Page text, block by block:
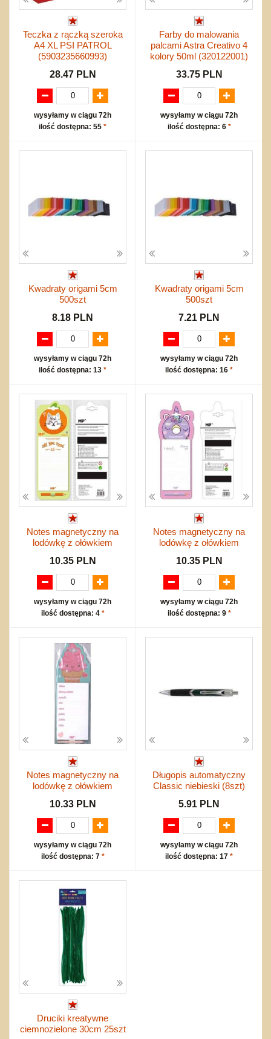
Teczka z rączką szeroka
A4 XL PSI PATROL
(5903235660993)
28.47 PLN
wysyłamy w ciągu 72h
ilość dostępna: 55 *
Farby do malowania
palcami Astra Creativo 4
kolory 50ml (320122001)
33.75 PLN
wysyłamy w ciągu 72h
ilość dostępna: 6 *
Kwadraty origami 5cm
500szt
8.18 PLN
wysyłamy w ciągu 72h
ilość dostępna: 13 *
Kwadraty origami 5cm
500szt
7.21 PLN
wysyłamy w ciągu 72h
ilość dostępna: 16 *
Notes magnetyczny na
lodówkę z ołówkiem
10.35 PLN
wysyłamy w ciągu 72h
ilość dostępna: 4 *
Notes magnetyczny na
lodówkę z ołówkiem
10.35 PLN
wysyłamy w ciągu 72h
ilość dostępna: 9 *
Notes magnetyczny na
lodówkę z ołówkiem
10.33 PLN
wysyłamy w ciągu 72h
ilość dostępna: 7 *
Długopis automatyczny
Classic niebieski (8szt)
5.91 PLN
wysyłamy w ciągu 72h
ilość dostępna: 17 *
Druciki kreatywne
ciemnozielone 30cm 25szt